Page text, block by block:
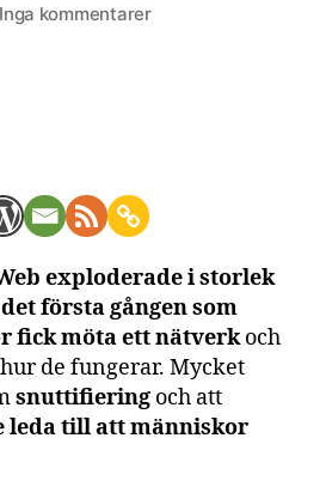
Inga kommentarertill
kopplar
dem
till
varandra
exploderade i storlek
första gången som
fick möta ett nätverkoch
de fungerar. Mycket
snuttifiering och att
leda till att människor